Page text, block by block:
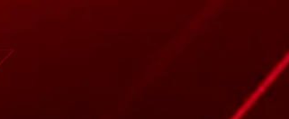
affichées